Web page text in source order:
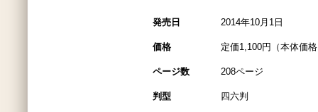
発売日 2014年10月1日
価格 定価1,100円（本体価
ページ数 208ページ
判型 四六判